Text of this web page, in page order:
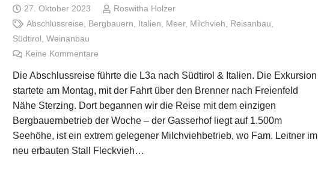
27. Oktober 2023
Roswitha Holzer
Abschlussreise
Bergbauern Italien Meer, Milchvieh Reisanbau
Südtirol Weinanbau
Keine Kommentare
Die Abschlussreise führte die L3a nach Südtirol & Italien. Die Exkursion
startete am Montag, mit der Fahrt über den Brenner nach Freienfeld
Nähe Sterzing. Dort begannen wir die Reise mit dem einzigen
Bergbauernbetrieb der Woche – der Gasserhof liegt auf 1.500m
Seehöhe, ist ein extrem gelegener Milchviehbetrieb, wo Fam. Leitner im
neu erbauten Stall Fleckvieh…